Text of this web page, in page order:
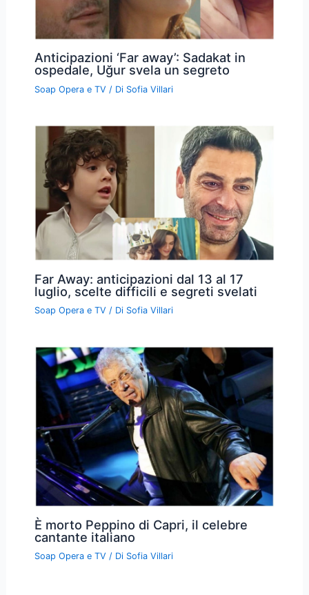
Anticipazioni ‘Far away’: Sadakat in
ospedale, Uğur svela un segreto
Soap Opera e TV / Di Sofia Villari
Far Away: anticipazioni dal 13 al 17
luglio, scelte difficili e segreti svelati
Soap Opera e TV / Di Sofia Villari
È morto Peppino di Capri, il celebre
cantante italiano
Soap Opera e TV / Di Sofia Villari